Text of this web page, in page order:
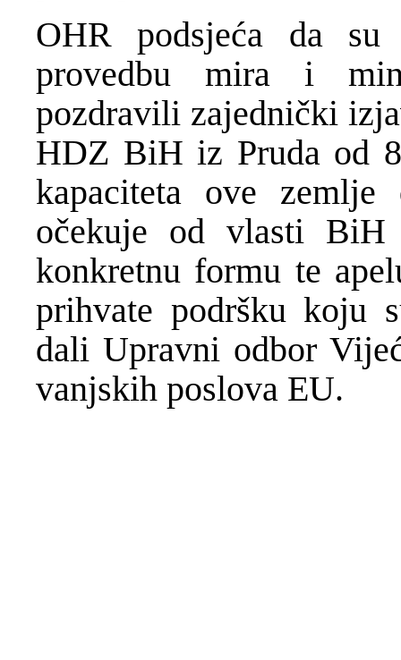
OHR podsjeća da
provedbu mira i
pozdravili zajednički
HDZ BiH iz Pruda od
kapaciteta ove zemlje
očekuje od vlasti
konkretnu formu te
prihvate podršku koju
dali Upravni odbor
vanjskih poslova EU.